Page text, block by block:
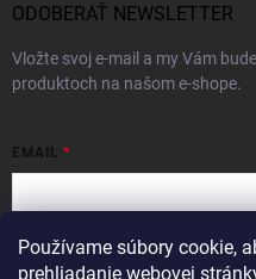
Používame súbory cookie,
prehliadanie webovej
ODOBERAŤ NEWSLETTER
Vložte svoj e-mail a my Vám
produktoch na našom e-shope.
EMAIL
Vložením e-mailu súhlasíte s